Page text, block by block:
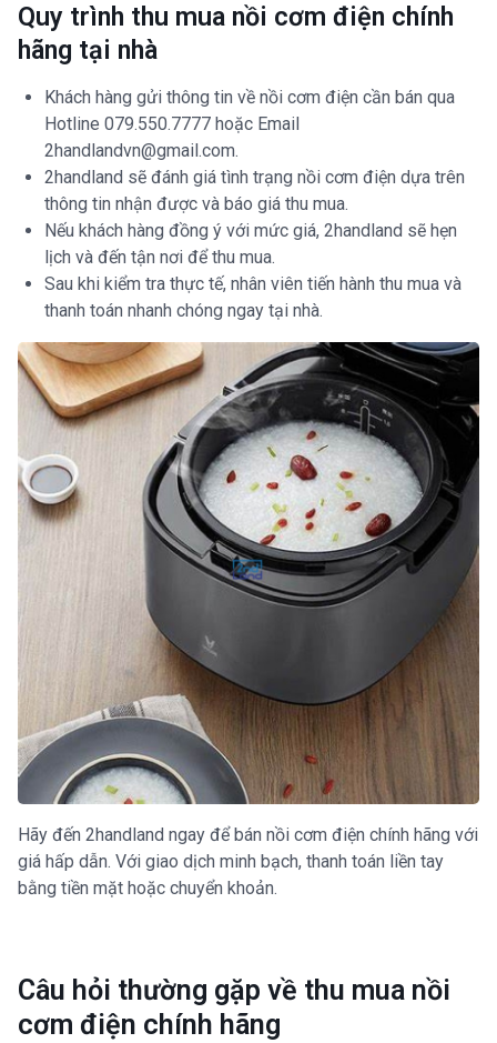
Quy trình thu mua nồi cơm điện chính
hãng tại nhà
Khách hàng gửi thông tin về nồi cơm điện cần bán qua
Hotline 079.550.7777 hoặc Email
2handlandvn@gmail.com.
2handland sẽ đánh giá tình trạng nồi cơm điện dựa trên
thông tin nhận được và báo giá thu mua.
Nếu khách hàng đồng ý với mức giá, 2handland sẽ hẹn
lịch và đến tận nơi để thu mua.
Sau khi kiểm tra thực tế, nhân viên tiến hành thu mua và
thanh toán nhanh chóng ngay tại nhà.
Hãy đến 2handland ngay để bán nồi cơm điện chính hãng với
giá hấp dẫn. Với giao dịch minh bạch, thanh toán liền tay
bằng tiền mặt hoặc chuyển khoản.
Câu hỏi thường gặp về thu mua nồi
cơm điện chính hãng